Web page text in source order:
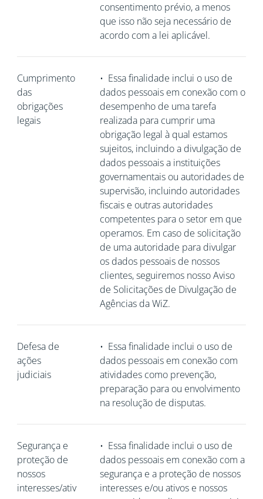
consentimento prévio, a menos
que isso não seja necessário de
acordo com a lei aplicável.
Cumprimento
das
obrigações
legais
• Essa finalidade inclui o uso de
dados pessoais em conexão com o
desempenho de uma tarefa
realizada para cumprir uma
obrigação legal à qual estamos
sujeitos, incluindo a divulgação de
dados pessoais a instituições
governamentais ou autoridades de
supervisão, incluindo autoridades
fiscais e outras autoridades
competentes para o setor em que
operamos. Em caso de solicitação
de uma autoridade para divulgar
os dados pessoais de nossos
clientes, seguiremos nosso Aviso
de Solicitações de Divulgação de
Agências da WiZ.
Defesa de
ações
judiciais
• Essa finalidade inclui o uso de
dados pessoais em conexão com
atividades como prevenção,
preparação para ou envolvimento
na resolução de disputas.
Segurança e
proteção de
nossos
interesses/ativ
• Essa finalidade inclui o uso de
dados pessoais em conexão com a
segurança e a proteção de nossos
interesses e/ou ativos e nossos